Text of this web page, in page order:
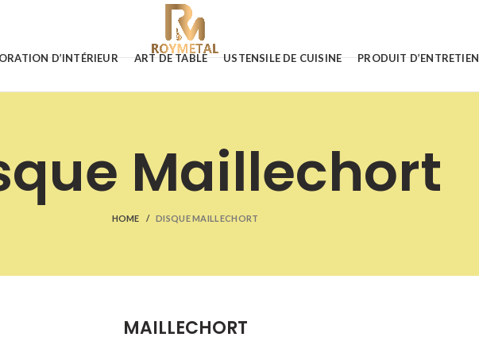
D’INTÉRIEUR ART DE TABLE USTENSILE DE CUISINE PRODUIT D’ENTRETIEN
Maillechort
HOME DISQUE MAILLECHORT
MAILLECHORT